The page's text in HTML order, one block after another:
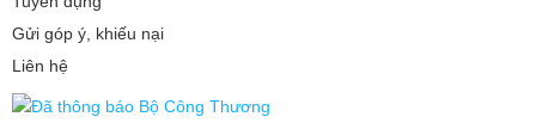
Gửi góp ý, khiếu nại
Liên hệ